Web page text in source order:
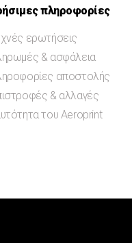
πληροφορίες
ερωτήσεις
& ασφάλεια
αποστολής
& αλλαγές
του Aeroprint